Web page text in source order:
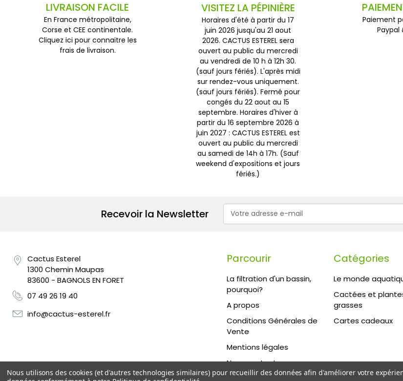
LIVRAISON FACILE
En France métropolitaine,
Corse et CEE continentale.
Cliquez ici pour connaitre les
frais de livraison.
VISITEZ LA PÉPINIÈRE
Horaires d'été à partir du 17
juin 2026 jusqu'au 21 aout
2026. CACTUS ESTEREL sera
ouvert au public du mercredi
au vendredi de 10 h à 12h 30.
(sauf jours fériés). L'après midi
sur rendez-vous uniquement.
(sauf jours fériés). Fermé pour
congés du 22 aout au 15
septembre. Horaires d'hiver à
partir du 16 septembre 2026 à
juin 2027 : CACTUS ESTEREL est
ouvert au public du mercredi
au samedi de 14h à 17h. (Sauf
weekend d'expositions et jours
fériés.)
Paiement
Paypal
Recevoir la Newsletter
Adresse
Cactus Esterel
1300 Chemin Maupas
83600 - BAGNOLS EN FORET
07 49 26 19 40
info@cactus-esterel.fr
Parcourir
La filtration d'un bassin,
pourquoi?
A propos
Conditions Générales de
Vente
Mentions légales
Nous contacter
Plan du site
Catégories
Le monde
Cactées et
grasses
Cartes cadeaux
Nous utilisons des cookies (et d'autres technologies similaires) pour recueillir des données afin d'améliorer votre